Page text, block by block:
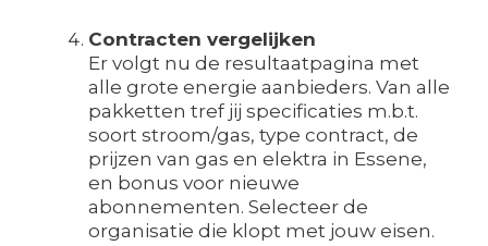
Contracten vergelijken
Er volgt nu de resultaatpagina met
alle grote energie aanbieders. Van alle
pakketten tref jij specificaties m.b.t.
soort stroom/gas, type contract, de
prijzen van gas en elektra in Essene,
en bonus voor nieuwe
abonnementen. Selecteer de
organisatie die klopt met jouw eisen.